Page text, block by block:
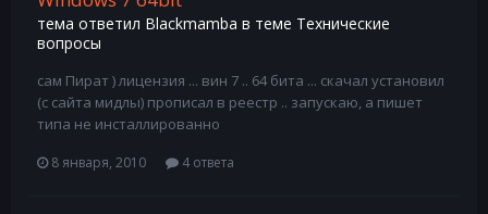
тема ответил Blackmamba в теме Технические
вопросы
сам Пират ) лицензия ... вин 7 .. 64 бита ... скачал установил
(с сайта мидлы) прописал в реестр .. запускаю, а пишет
типа не инсталлированно
8 января, 2010 4 ответа